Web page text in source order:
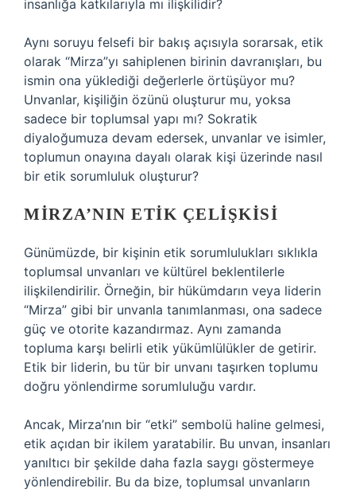
insanlığa katkılarıyla mı ilişkilidir?
Aynı soruyu felsefi bir bakış açısıyla sorarsak, etik
olarak “Mirza”yı sahiplenen birinin davranışları, bu
ismin ona yüklediği değerlerle örtüşüyor mu?
Unvanlar, kişiliğin özünü oluşturur mu, yoksa
sadece bir toplumsal yapı mı? Sokratik
diyaloğumuza devam edersek, unvanlar ve isimler,
toplumun onayına dayalı olarak kişi üzerinde nasıl
bir etik sorumluluk oluşturur?
MIRZA’NIN ETIK ÇELIŞKISI
Günümüzde, bir kişinin etik sorumlulukları sıklıkla
toplumsal unvanları ve kültürel beklentilerle
ilişkilendirilir. Örneğin, bir hükümdarın veya liderin
“Mirza” gibi bir unvanla tanımlanması, ona sadece
güç ve otorite kazandırmaz. Aynı zamanda
topluma karşı belirli etik yükümlülükler de getirir.
Etik bir liderin, bu tür bir unvanı taşırken toplumu
doğru yönlendirme sorumluluğu vardır.
Ancak, Mirza’nın bir “etki” sembolü haline gelmesi,
etik açıdan bir ikilem yaratabilir. Bu unvan, insanları
yanıltıcı bir şekilde daha fazla saygı göstermeye
yönlendirebilir. Bu da bize, toplumsal unvanların